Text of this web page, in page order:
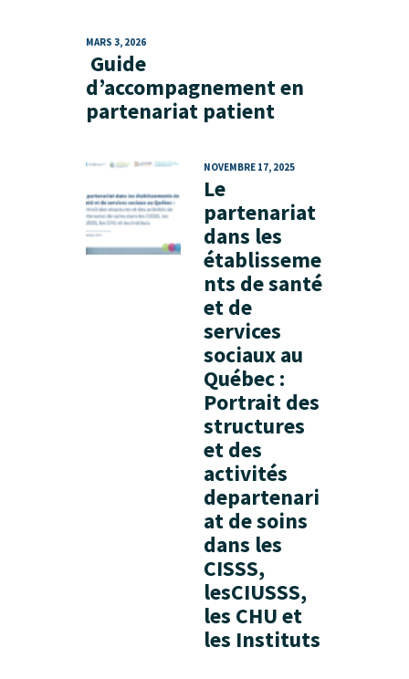
Guide
d’accompagnement en
partenariat patient
MARS 3, 2026
Le
partenariat
dans les
établisseme
nts de santé
et de
services
sociaux au
Québec :
Portrait des
structures
et des
activités
departenari
at de soins
dans les
CISSS,
lesCIUSSS,
les CHU et
les Instituts
NOVEMBRE 17, 2025